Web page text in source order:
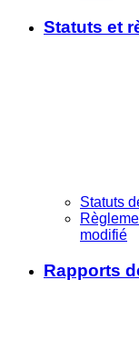
Statuts et
Statuts
modifié
Rapports